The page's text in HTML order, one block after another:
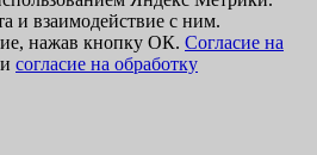
и взаимодействие с ним.
нажав кнопку ОК. Согласие на
и согласие на обработку